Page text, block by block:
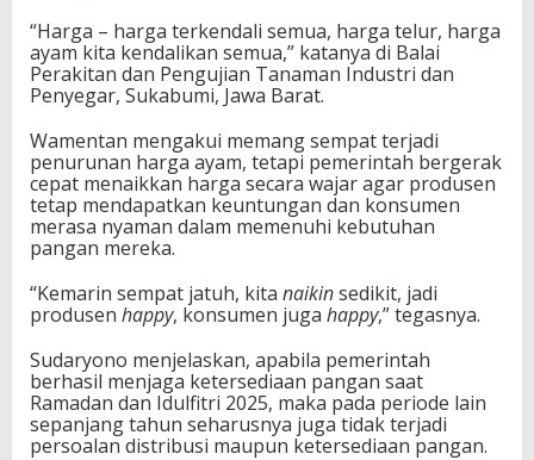
“Harga – harga terkendali semua, harga telur, harga
ayam kita kendalikan semua,” katanya di Balai
Perakitan dan Pengujian Tanaman Industri dan
Penyegar, Sukabumi, Jawa Barat.
Wamentan mengakui memang sempat terjadi
penurunan harga ayam, tetapi pemerintah bergerak
cepat menaikkan harga secara wajar agar produsen
tetap mendapatkan keuntungan dan konsumen
merasa nyaman dalam memenuhi kebutuhan
pangan mereka.
“Kemarin sempat jatuh, kita naikinsedikit, jadi
produsen happy, konsumen juga happy,” tegasnya.
Sudaryono menjelaskan, apabila pemerintah
berhasil menjaga ketersediaan pangan saat
Ramadan dan Idulfitri 2025, maka pada periode lain
sepanjang tahun seharusnya juga tidak terjadi
persoalan distribusi maupun ketersediaan pangan.